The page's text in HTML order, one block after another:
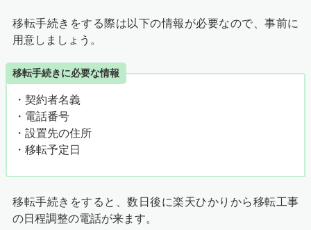
移転手続きをする際は以下の情報が必要なので、事前に
用意しましょう。
移転手続きに必要な情報
・契約者名義
・電話番号
・設置先の住所
・移転予定日
移転手続きをすると、数日後に楽天ひかりから移転工事
の日程調整の電話が来ます。